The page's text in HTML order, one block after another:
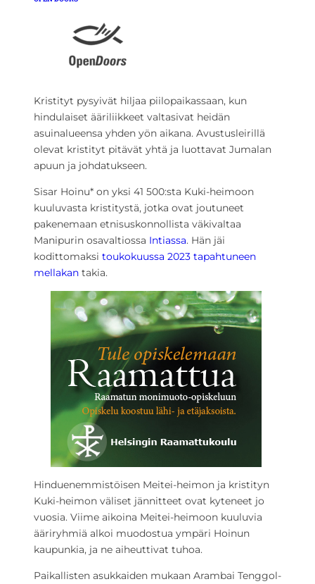
Kristityt pysyivät hiljaa piilopaikassaan, kun
hindulaiset ääriliikkeet valtasivat heidän
asuinalueensa yhden yön aikana. Avustusleirillä
olevat kristityt pitävät yhtä ja luottavat Jumalan
apuun ja johdatukseen.
Sisar Hoinu* on yksi 41 500:sta Kuki-heimoon
kuuluvasta kristitystä, jotka ovat joutuneet
pakenemaan etnisuskonnollista väkivaltaa
Manipurin osavaltiossa Intiassa. Hän jäi
kodittomaksi toukokuussa 2023 tapahtuneen
mellakan takia.
Hinduenemmistöisen Meitei-heimon ja kristityn
Kuki-heimon väliset jännitteet ovat kyteneet jo
vuosia. Viime aikoina Meitei-heimoon kuuluvia
ääriryhmiä alkoi muodostua ympäri Hoinun
kaupunkia, ja ne aiheuttivat tuhoa.
Paikallisten asukkaiden mukaan Arambai Tenggol-